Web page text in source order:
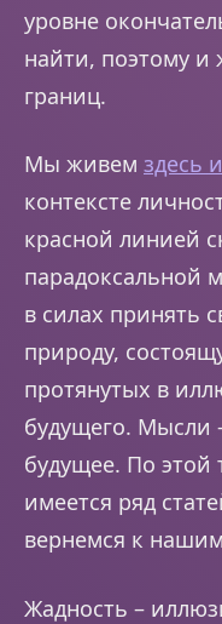
уровне
найти, поэтому и
границ.
Мы живем здесь
контексте
красной линией
парадоксальной
в силах принять
природу,
протянутых в
будущего. Мысли
будущее. По этой
имеется ряд
вернемся к
Жадность –